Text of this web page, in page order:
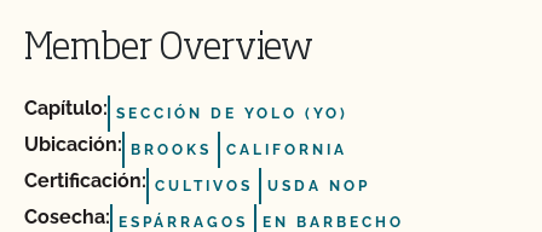
Member Overview
Capítulo: SECCIÓN DE YOLO (YO)
Ubicación: BROOKS CALIFORNIA
Certificación: CULTIVOS USDA NOP
Cosecha: ESPÁRRAGOS EN BARBECHO